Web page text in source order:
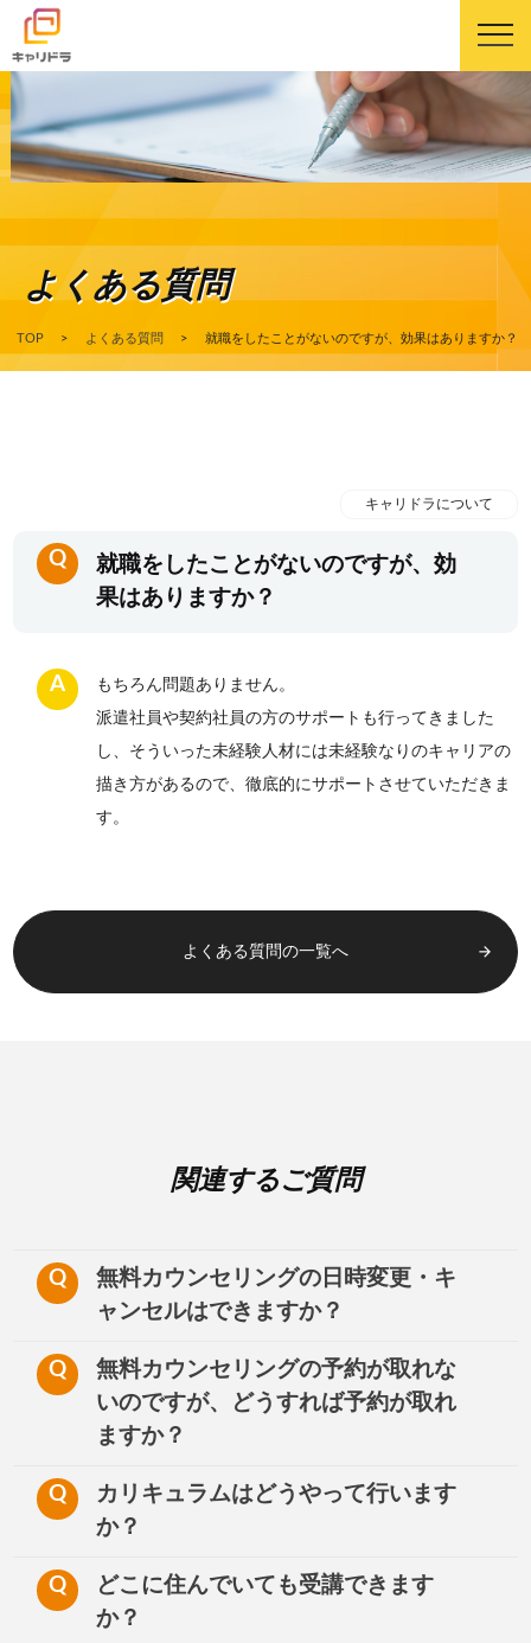
よくある質問
TOP > よくある質問 > 就職をしたことがないのですが、効果はありますか？
キャリドラについて
Q
就職をしたことがないのですが、効
果はありますか？
A
もちろん問題ありません。
派遣社員や契約社員の方のサポートも行ってきました
し、そういった未経験人材には未経験なりのキャリアの
描き方があるので、徹底的にサポートさせていただきま
す。
よくある質問の一覧へ arrow_forward
関連するご質問
Q
無料カウンセリングの日時変更・キ
ャンセルはできますか？
Q
無料カウンセリングの予約が取れな
いのですが、どうすれば予約が取れ
ますか？
Q
カリキュラムはどうやって行います
か？
Q
どこに住んでいても受講できます
か？
キャリドラについて
キャリドラの強み
コース・カリキュラム
受講生の声
お客様相談窓口
プライバシーポリシー
キャリアチェンジ関連情報
お問い合わせ